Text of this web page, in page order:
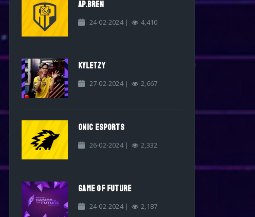
AP.BREN
24-02-2024 | 4,410
KYLETZY
27-02-2024 | 2,667
ONIC ESPORTS
26-02-2024 | 2,332
GAME OF FUTURE
24-02-2024 | 2,187